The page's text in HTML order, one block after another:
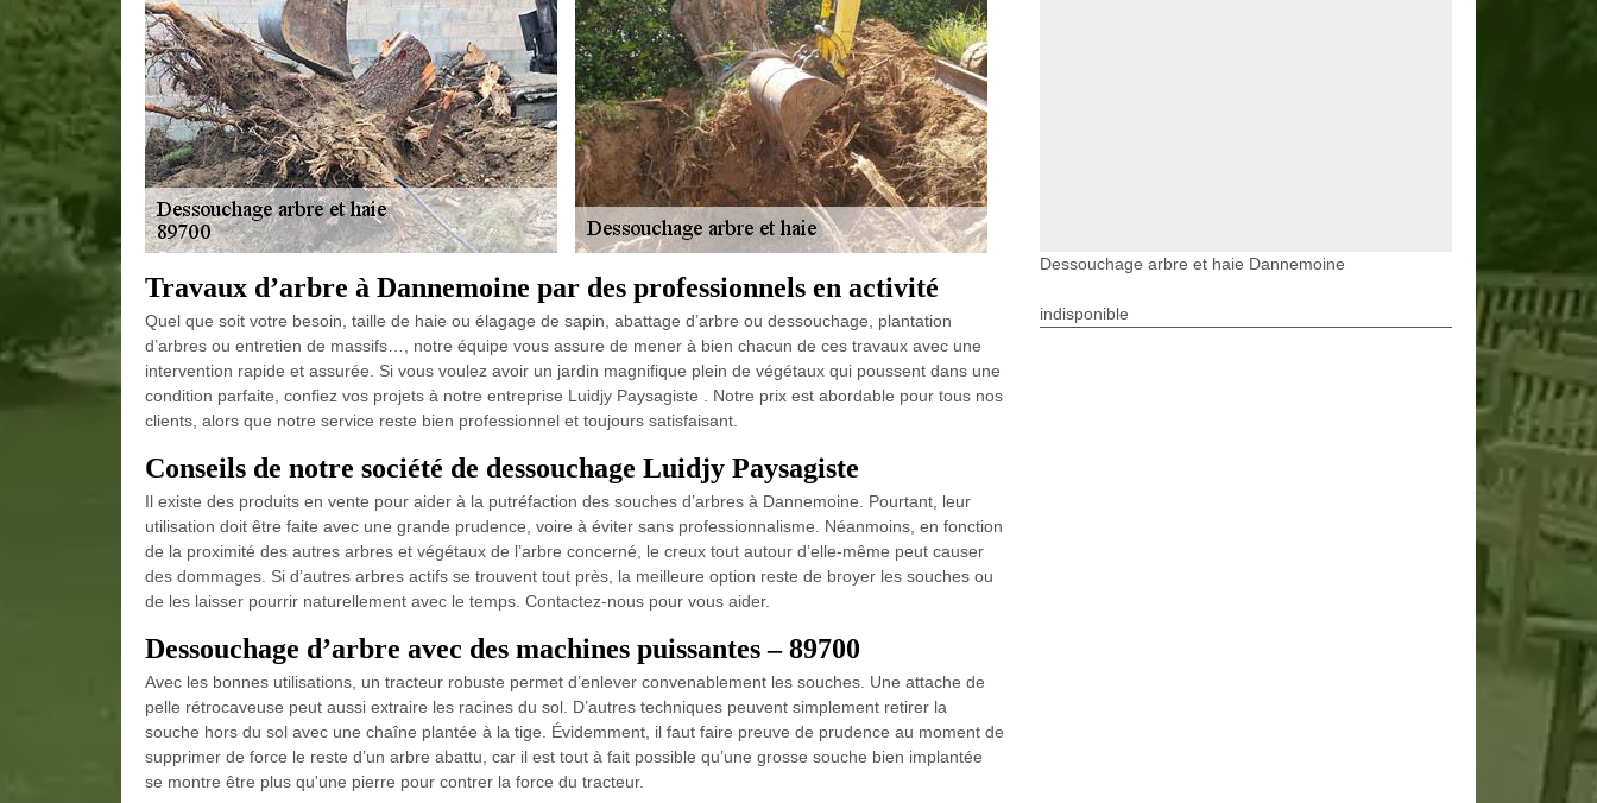
Travaux d’arbre à Dannemoine par des professionnels en activité
Quel que soit votre besoin, taille de haie ou élagage de sapin, abattage d’arbre ou dessouchage, plantation
d’arbres ou entretien de massifs…, notre équipe vous assure de mener à bien chacun de ces travaux avec une
intervention rapide et assurée. Si vous voulez avoir un jardin magnifique plein de végétaux qui poussent dans une
condition parfaite, confiez vos projets à notre entreprise Luidjy Paysagiste . Notre prix est abordable pour tous nos
clients, alors que notre service reste bien professionnel et toujours satisfaisant.
Conseils de notre société de dessouchage Luidjy Paysagiste
Il existe des produits en vente pour aider à la putréfaction des souches d’arbres à Dannemoine. Pourtant, leur
utilisation doit être faite avec une grande prudence, voire à éviter sans professionnalisme. Néanmoins, en fonction
de la proximité des autres arbres et végétaux de l’arbre concerné, le creux tout autour d’elle-même peut causer
des dommages. Si d’autres arbres actifs se trouvent tout près, la meilleure option reste de broyer les souches ou
de les laisser pourrir naturellement avec le temps. Contactez-nous pour vous aider.
Dessouchage d’arbre avec des machines puissantes – 89700
Avec les bonnes utilisations, un tracteur robuste permet d’enlever convenablement les souches. Une attache de
pelle rétrocaveuse peut aussi extraire les racines du sol. D’autres techniques peuvent simplement retirer la
souche hors du sol avec une chaîne plantée à la tige. Évidemment, il faut faire preuve de prudence au moment de
supprimer de force le reste d’un arbre abattu, car il est tout à fait possible qu’une grosse souche bien implantée
se montre être plus qu'une pierre pour contrer la force du tracteur.
Dessouchage arbre et haie Dannemoine
indisponible